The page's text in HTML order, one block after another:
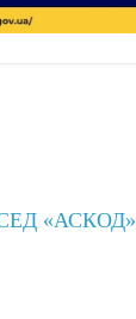
СЕД «АСКОД»